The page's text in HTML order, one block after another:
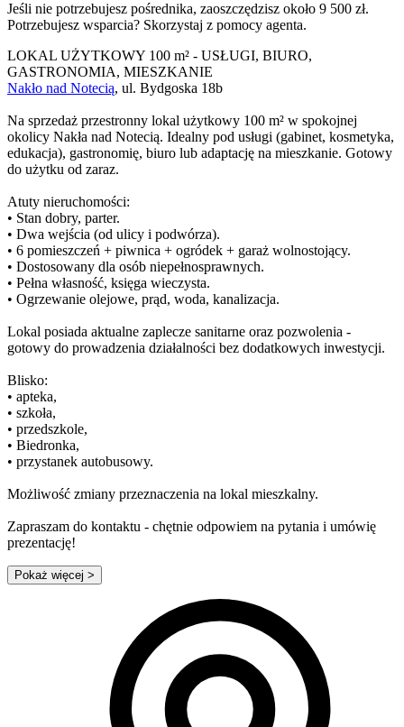
Jeśli nie potrzebujesz pośrednika, zaoszczędzisz około 9 500 zł.
Potrzebujesz wsparcia? Skorzystaj z pomocy agenta.
LOKAL UŻYTKOWY 100 m² - USŁUGI, BIURO,
GASTRONOMIA, MIESZKANIE
Nakło nad Notecią, ul. Bydgoska 18b
Na sprzedaż przestronny lokal użytkowy 100 m² w spokojnej
okolicy Nakła nad Notecią. Idealny pod usługi (gabinet, kosmetyka,
edukacja), gastronomię, biuro lub adaptację na mieszkanie. Gotowy
do użytku od zaraz.
Atuty nieruchomości:
• Stan dobry, parter.
• Dwa wejścia (od ulicy i podwórza).
• 6 pomieszczeń + piwnica + ogródek + garaż wolnostojący.
• Dostosowany dla osób niepełnosprawnych.
• Pełna własność, księga wieczysta.
• Ogrzewanie olejowe, prąd, woda, kanalizacja.
Lokal posiada aktualne zaplecze sanitarne oraz pozwolenia -
gotowy do prowadzenia działalności bez dodatkowych inwestycji.
Blisko:
• apteka,
• szkoła,
• przedszkole,
• Biedronka,
• przystanek autobusowy.
Możliwość zmiany przeznaczenia na lokal mieszkalny.
Zapraszam do kontaktu - chętnie odpowiem na pytania i umówię
prezentację!
Pokaż więcej >